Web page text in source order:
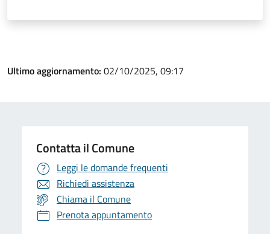
Ultimo aggiornamento: 02/10/2025, 09:17
Contatta il Comune
Leggi le domande frequenti
Richiedi assistenza
Chiama il Comune
Prenota appuntamento